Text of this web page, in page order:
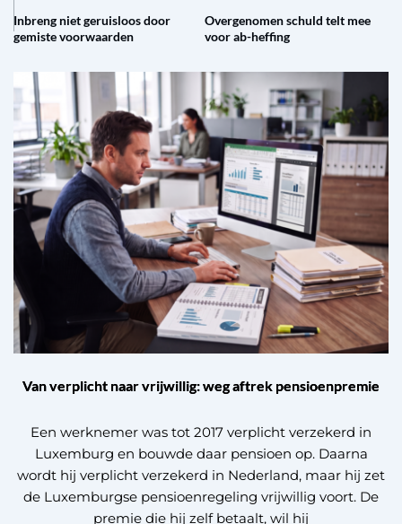
Inbreng niet geruisloos door
gemiste voorwaarden
Overgenomen schuld telt mee
voor ab-heffing
Van verplicht naar vrijwillig: weg aftrek pensioenpremie
Een werknemer was tot 2017 verplicht verzekerd in
Luxemburg en bouwde daar pensioen op. Daarna
wordt hij verplicht verzekerd in Nederland, maar hij zet
de Luxemburgse pensioenregeling vrijwillig voort. De
premie die hij zelf betaalt, wil hij